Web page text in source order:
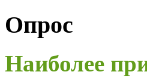
Опрос
Наиболее